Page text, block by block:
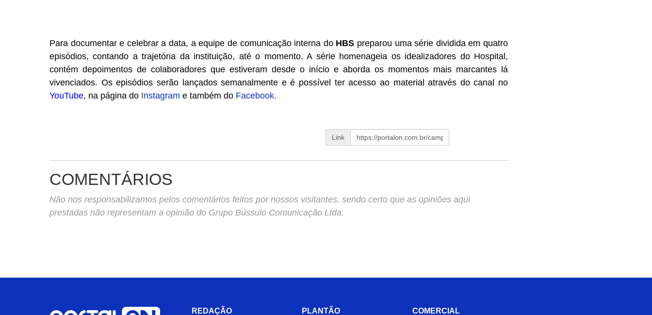
Para documentar e celebrar a data, a equipe de comunicação interna do HBS preparou uma série dividida em quatro
episódios, contando a trajetória da instituição, até o momento. A série homenageia os idealizadores do Hospital,
contém depoimentos de colaboradores que estiveram desde o início e aborda os momentos mais marcantes lá
vivenciados. Os episódios serão lançados semanalmente e é possível ter acesso ao material através do canal no
YouTube, na página do Instagram e também do Facebook.
Link
COMENTÁRIOS
Não nos responsabilizamos pelos comentários feitos por nossos visitantes, sendo certo que as opiniões aqui
prestadas não representam a opinião do Grupo Bússulo Comunicação Ltda.
REDAÇÃO PLANTÃO COMERCIAL